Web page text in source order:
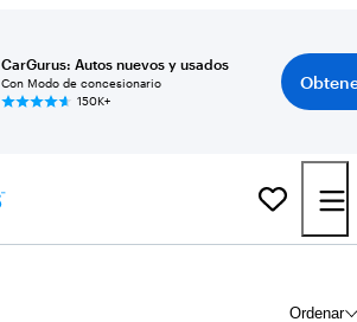
CarGurus: Autos nuevos y usados
Con Modo de concesionario
150K+
Ordenar